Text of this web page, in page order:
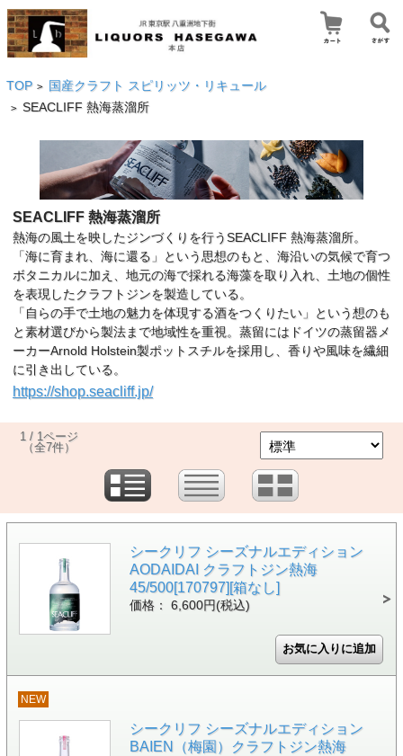
TOP > 国産クラフト スピリッツ・リキュール
> SEACLIFF 熱海蒸溜所
SEACLIFF 熱海蒸溜所
熱海の風土を映したジンづくりを行うSEACLIFF 熱海蒸溜所。
「海に育まれ、海に還る」という思想のもと、海沿いの気候で育つ
ボタニカルに加え、地元の海で採れる海藻を取り入れ、土地の個性
を表現したクラフトジンを製造している。
「自らの手で土地の魅力を体現する酒をつくりたい」という想のも
と素材選びから製法まで地域性を重視。蒸留にはドイツの蒸留器メ
ーカーArnold Holstein製ポットスチルを採用し、香りや風味を繊細
に引き出している。
https://shop.seacliff.jp/
1 / 1ページ
（全7件）
シークリフ シーズナルエディション
AODAIDAI クラフトジン熱海
45/500[170797][箱なし]
価格： 6,600円(税込)
NEW
シークリフ シーズナルエディション
BAIEN（梅園）クラフトジン熱海